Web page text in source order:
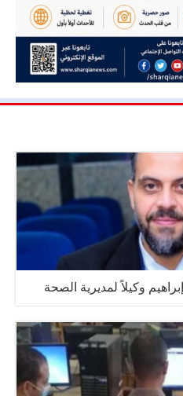
وكيلاً لمديرية الصحة